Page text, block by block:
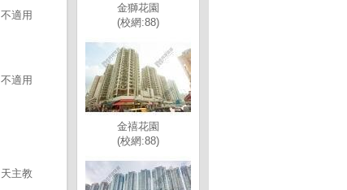
不適用
不適用
天主教
金獅花園
(校網:88)
金禧花園
(校網:88)